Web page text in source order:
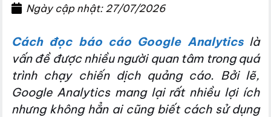
Ngày cập nhật: 27/07/2026
Cách đọc báo cáo Google Analyticslà
vấn đề được nhiều người quan tâm trong quá
trình chạy chiến dịch quảng cáo. Bởi lẽ,
Google Analytics mang lại rất nhiều lợi ích
nhưng không hẳn ai cũng biết cách sử dụng